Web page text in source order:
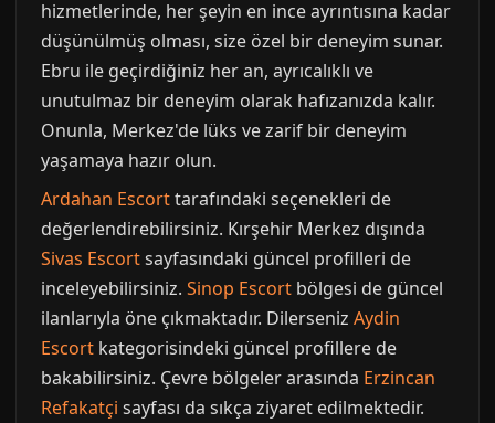
hizmetlerinde, her şeyin en ince ayrıntısına kadar
düşünülmüş olması, size özel bir deneyim sunar.
Ebru ile geçirdiğiniz her an, ayrıcalıklı ve
unutulmaz bir deneyim olarak hafızanızda kalır.
Onunla, Merkez'de lüks ve zarif bir deneyim
yaşamaya hazır olun.
Ardahan Escorttarafındaki seçenekleri de
değerlendirebilirsiniz. Kırşehir Merkez dışında
Sivas Escortsayfasındaki güncel profilleri de
inceleyebilirsiniz. Sinop Escort bölgesi de güncel
ilanlarıyla öne çıkmaktadır. Dilerseniz Aydin
Escort kategorisindeki güncel profillere de
bakabilirsiniz. Çevre bölgeler arasında Erzincan
Refakatçi sayfası da sıkça ziyaret edilmektedir.